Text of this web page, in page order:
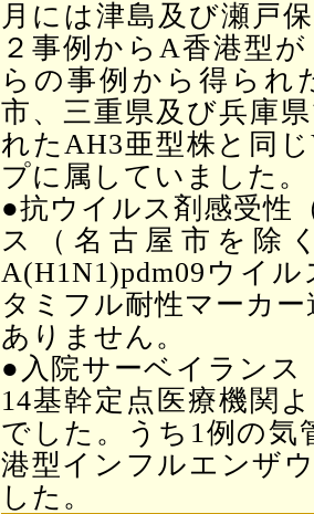
月には津島及び瀬戸
２事例からA香港型
らの事例から得られ
市、三重県及び兵庫
れたAH3亜型株と同
プに属していました。
●抗ウイルス剤感受性
ス（名古屋市を除
A(H1N1)pdm09ウイ
タミフル耐性マーカ
ありません。
●入院サーベイランス
14基幹定点医療機関
でした。うち1例の気
港型インフルエンザ
した。